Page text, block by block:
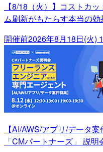
【8/18（火）】コストカ
ム刷新がもたらす本当の効
開催前2026年8月18日(火)
【AI/AWS/アプリ/データ
「CMパートナーズ」 説